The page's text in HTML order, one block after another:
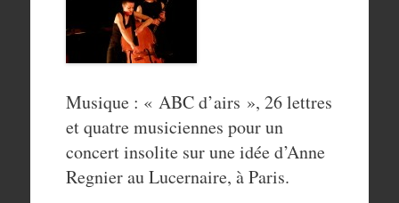
Musique : « ABC d’airs », 26 lettres
et quatre musiciennes pour un
concert insolite sur une idée d’Anne
Regnier au Lucernaire, à Paris.